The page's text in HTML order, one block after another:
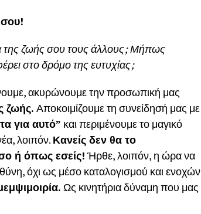
σου!
της ζωής σου τους άλλους; Μήπως
στο δρόμο της ευτυχίας;
ακυρώνουμε την προσωπική μας
ζωής. Αποκοιμίζουμε τη συνείδησή μας με
για αυτό” και περιμένουμε το μαγικό
λοιπόν. Κανείς δεν θα το
ή όπως εσείς! Ήρθε, λοιπόν, η ώρα να
όχι ως μέσο καταλογισμού και ενοχών
Ως κινητήρια δύναμη που μας